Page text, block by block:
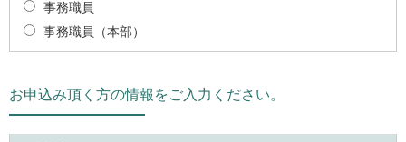
事務職員
事務職員（本部）
お申込み頂く方の情報をご入力ください。